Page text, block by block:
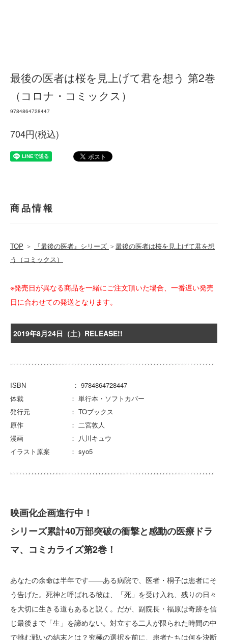
最後の医者は桜を見上げて君を想う 第2巻
（コロナ・コミックス）
9784864728447
704円(税込)
商品情報
TOP ＞ 『最後の医者』シリーズ ＞最後の医者は桜を見上げて君を想
う（コミックス）
※発売日が異なる商品を一緒にご注文頂いた場合、一番遅い発売
日に合わせての発送となります。
2019年8月24日（土）RELEASE!!
ISBN ： 9784864728447
体裁 ： 単行本・ソフトカバー
発行元 ： TOブックス
原作 ： 二宮敦人
漫画 ： 八川キュウ
イラスト原案 ： syo5
映画化企画進行中！
シリーズ累計40万部突破の衝撃と感動の医療ドラ
マ、コミカライズ第2巻！
あなたの余命は半年です――ある病院で、医者・桐子は患者にそ
う告げた。死神と呼ばれる彼は、「死」を受け入れ、残りの日々
を大切に生きる道もあると説く。だが、副院長・福原は奇跡を信
じ最後まで「生」を諦めない。対立する二人が限られた時間の中
で挑む戦いの結末とは？究極の選択を前に、患者たちは何を決断